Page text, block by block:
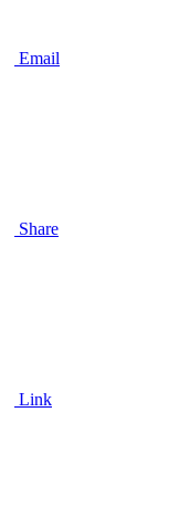
Email
Share
Link